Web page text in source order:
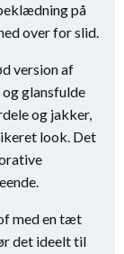
på
over for slid.
version af
glansfulde
og jakker,
look. Det
med en tæt
det ideelt til